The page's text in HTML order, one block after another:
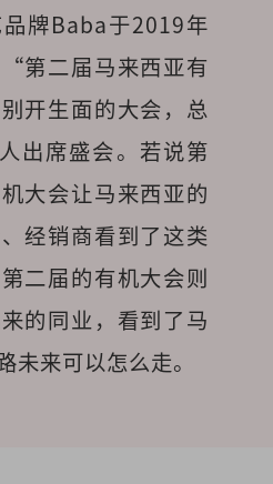
牌Baba于2019年
第二届马来西亚有
开生面的大会，总
出席盛会。若说第
大会让马来西亚的
经销商看到了这类
二届的有机大会则
的同业，看到了马
未来可以怎么走。